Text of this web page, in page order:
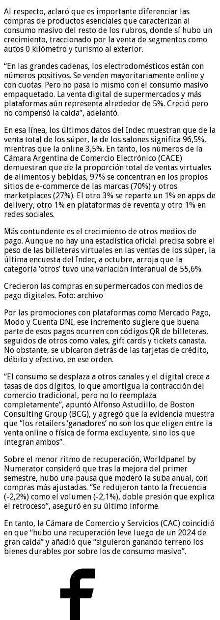
Al respecto, aclaró que es importante diferenciar las
compras de productos esenciales que caracterizan al
consumo masivo del resto de los rubros, donde sí hubo un
crecimiento, traccionado por la venta de segmentos como
autos 0 kilómetro y turismo al exterior.
“En las grandes cadenas, los electrodomésticos están con
números positivos. Se venden mayoritariamente online y
con cuotas. Pero no pasa lo mismo con el consumo masivo
empaquetado. La venta digital de supermercados y más
plataformas aún representa alrededor de 5%. Creció pero
no compensó la caída”, adelantó.
En esa línea, los últimos datos del Indec muestran que de la
venta total de los súper, la de los salones significa 96,5%,
mientras que la online 3,5%. En tanto, los números de la
Cámara Argentina de Comercio Electrónico (CACE)
demuestran que de la proporción total de ventas virtuales
de alimentos y bebidas, 97% se concentran en los propios
sitios de e-commerce de las marcas (70%) y otros
marketplaces (27%). El otro 3% se reparte un 1% en apps de
delivery, otro 1% en plataformas de reventa y otro 1% en
redes sociales.
Más contundente es el crecimiento de otros medios de
pago. Aunque no hay una estadística oficial precisa sobre el
peso de las billeteras virtuales en las ventas de los súper, la
última encuesta del Indec, a octubre, arroja que la
categoría ‘otros’ tuvo una variación interanual de 55,6%.
Crecieron las compras en supermercados con medios de
pago digitales. Foto: archivo
Por las promociones con plataformas como Mercado Pago,
Modo y Cuenta DNI, ese incremento sugiere que buena
parte de esos pagos ocurren con códigos QR de billeteras,
seguidos de otros como vales, gift cards y tickets canasta.
No obstante, se ubicaron detrás de las tarjetas de crédito,
débito y efectivo, en ese orden.
“El consumo se desplaza a otros canales y el digital crece a
tasas de dos dígitos, lo que amortigua la contracción del
comercio tradicional, pero no lo reemplaza
completamente”, apuntó Alfonso Astudillo, de Boston
Consulting Group (BCG), y agregó que la evidencia muestra
que “los retailers ‘ganadores’ no son los que eligen entre la
venta online o física de forma excluyente, sino los que
integran ambos”.
Sobre el menor ritmo de recuperación, Worldpanel by
Numerator consideró que tras la mejora del primer
semestre, hubo una pausa que moderó la suba anual, con
compras más ajustadas. “Se redujeron tanto la frecuencia
(-2,2%) como el volumen (-2,1%), doble presión que explica
el retroceso”, aseguró en su último informe.
En tanto, la Cámara de Comercio y Servicios (CAC) coincidió
en que “hubo una recuperación leve luego de un 2024 de
gran caída” y añadió que “siguieron ganando terreno los
bienes durables por sobre los de consumo masivo”.